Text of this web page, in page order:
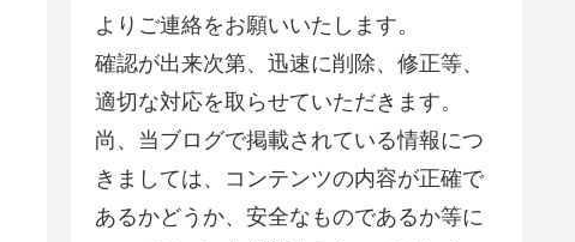
よりご連絡をお願いいたします。
確認が出来次第、迅速に削除、修正等、
適切な対応を取らせていただきます。
尚、当ブログで掲載されている情報につ
きましては、コンテンツの内容が正確で
あるかどうか、安全なものであるか等に